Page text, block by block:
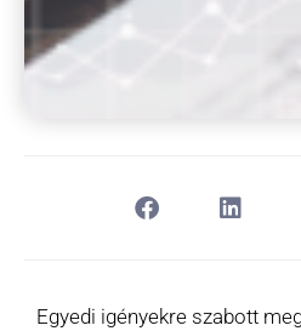
Egyedi igényekre szabott